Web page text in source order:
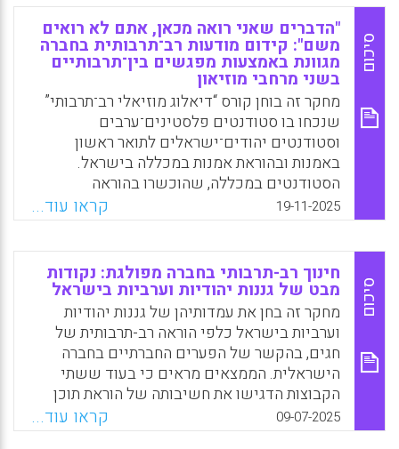
מציג מחקרים, חקרי מקרה ותובנות על יצירת
שיתופי פעולה חוצי גבולות, שפות וזהויות. זהו
סיפור על חזון שהפך בהדרגה למודל מוכח לשינוי
חברתי.
WhatsApp
Facebook
Email
X
סיכום
"הדברים שאני רואה מכאן, אתם לא רואים
משם": קידום מודעות רב־תרבותית בחברה
מגוונת באמצעות מפגשים בין־תרבותיים
בשני מרחבי מוזיאון
מחקר זה בוחן קורס “דיאלוג מוזיאלי רב־תרבותי”
שנכחו בו סטודנטים פלסטינים־ערבים
וסטודנטים יהודים־ישראלים לתואר ראשון
באמנות ובהוראת אמנות במכללה בישראל.
הסטודנטים במכללה, שהוכשרו בהוראה
דו־לשונית בהנחיית מורים־עמיתים, הובילו בני
נוער פלסטינים־ערבים ויהודים־ישראלים מבתי
ספר תיכוניים למפגשים עם יצירות אמנות
במוזיאון הרצליה לאמנות עכשווית (תרבות הרוב
היהודית־ישראלית) ובגלריה לאמנות אום אל־פחם
(תרבות המיעוט הפלסטינית־ערבית).
WhatsApp
Facebook
Email
X
19-11-2025 קראו עוד...
סיכום
חינוך רב-תרבותי בחברה מפולגת: נקודות
מבט של גננות יהודיות וערביות בישראל
מחקר זה בחן את עמדותיהן של גננות יהודיות
וערביות בישראל כלפי הוראה רב-תרבותית של
חגים, בהקשר של הפערים החברתיים בחברה
הישראלית. הממצאים מראים כי בעוד ששתי
הקבוצות הדגישו את חשיבותה של הוראת תוכן
רלוונטי לחיי הילדים, היו הבדלים בעמדותיהן
כלפי הכללת חגים מהתרבות האחרת.
09-07-2025 קראו עוד...